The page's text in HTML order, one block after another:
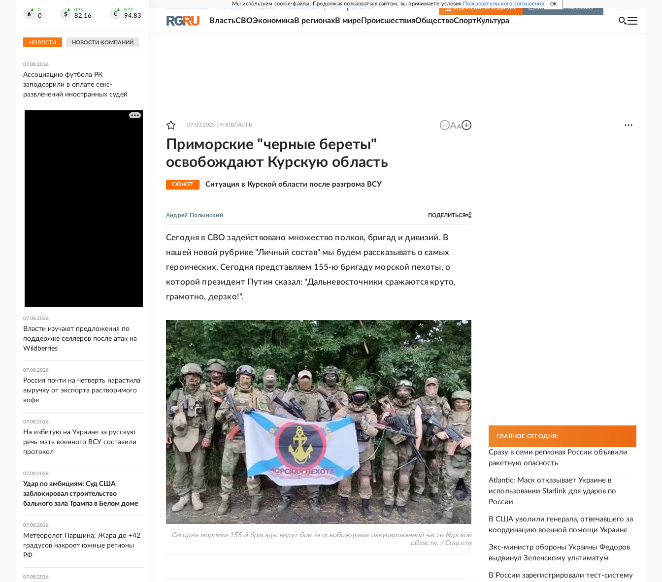
Мы используем cookie-файлы. Продолжая пользоваться сайтом, вы принимаете условия Пользовательского соглашения OK
СВЕЖИЙ НОМЕР РГ-НЕДЕЛЯ РОДИНА ПРИЛОЖЕНИЯ СОЮЗ НОВОСТИ ПОДПИСКА НА ИЗДАНИЕ ВКЛЮЧИТЬ РАССЫЛКУ
ВластьСВОЭкономикаВ регионахВ мире ПроисшествияОбществоСпортКультура
09.03.2025 19:30 ВЛАСТЬ
Приморские "черные береты"
освобождают Курскую область
СЮЖЕТ Ситуация в Курской области после разгрома ВСУ
Андрей Полынский ПОДЕЛИТЬСЯ
Сегодня в СВО задействовано множество полков, бригад и дивизий. В
нашей новой рубрике "Личный состав" мы будем рассказывать о самых
героических. Сегодня представляем 155-ю бригаду морской пехоты, о
которой президент Путин сказал: "Дальневосточники сражаются круто,
грамотно, дерзко!".
Сегодня морпехи 155-й бригады ведут бои за освобождение оккупированной части Курской
области. / Соцсети
ГЛАВНОЕ СЕГОДНЯ:
Сразу в семи регионах России объявили
ракетную опасность
Atlantic: Маск отказывает Украине в
использовании Starlink для ударов по
России
В США уволили генерала, отвечавшего за
координацию военной помощи Украине
Экс-министр обороны Украины Федоров
выдвинул Зеленскому ультиматум
В России зарегистрировали тест-систему
0
0
0.75
82.16
0.77
94.83
НОВОСТИ НОВОСТИ КОМПАНИЙ
07.08.2026
Пхукете
07.08.2026
Ассоциацию футбола РК
заподозрили в оплате секс-
развлечений иностранных судей
07.08.2026
Власти изучают предложения по
поддержке селлеров после атак на
Wildberries
07.08.2026
Россия почти на четверть нарастила
выручку от экспорта растворимого
кофе
07.08.2026
На избитую на Украине за русскую
речь мать военного ВСУ составили
протокол
07.08.2026
Удар по амбициям: Суд США
заблокировал строительство
бального зала Трампа в Белом доме
07.08.2026
Метеоролог Паршина: Жара до +42
градусов накроет южные регионы
РФ
07.08.2026